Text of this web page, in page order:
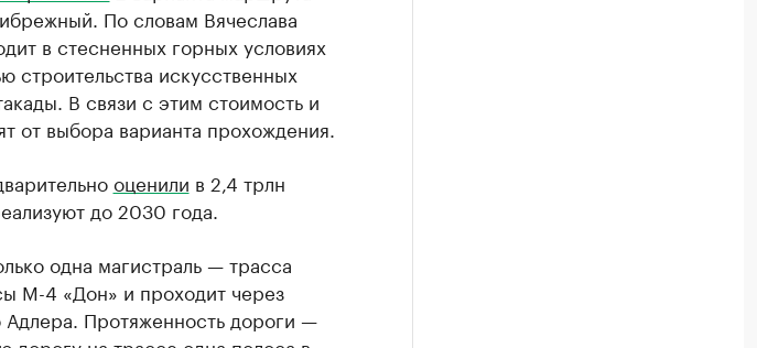
По словам Вячеслава
в стесненных горных условиях
строительства искусственных
В связи с этим стоимость и
от выбора варианта прохождения.
оценили в 2,4 трлн
до 2030 года.
одна магистраль — трасса
М-4 «Дон» и проходит через
Протяженность дороги —